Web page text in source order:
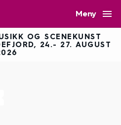
Meny 
OG SCENEKUNST
24.- 27. AUGUST